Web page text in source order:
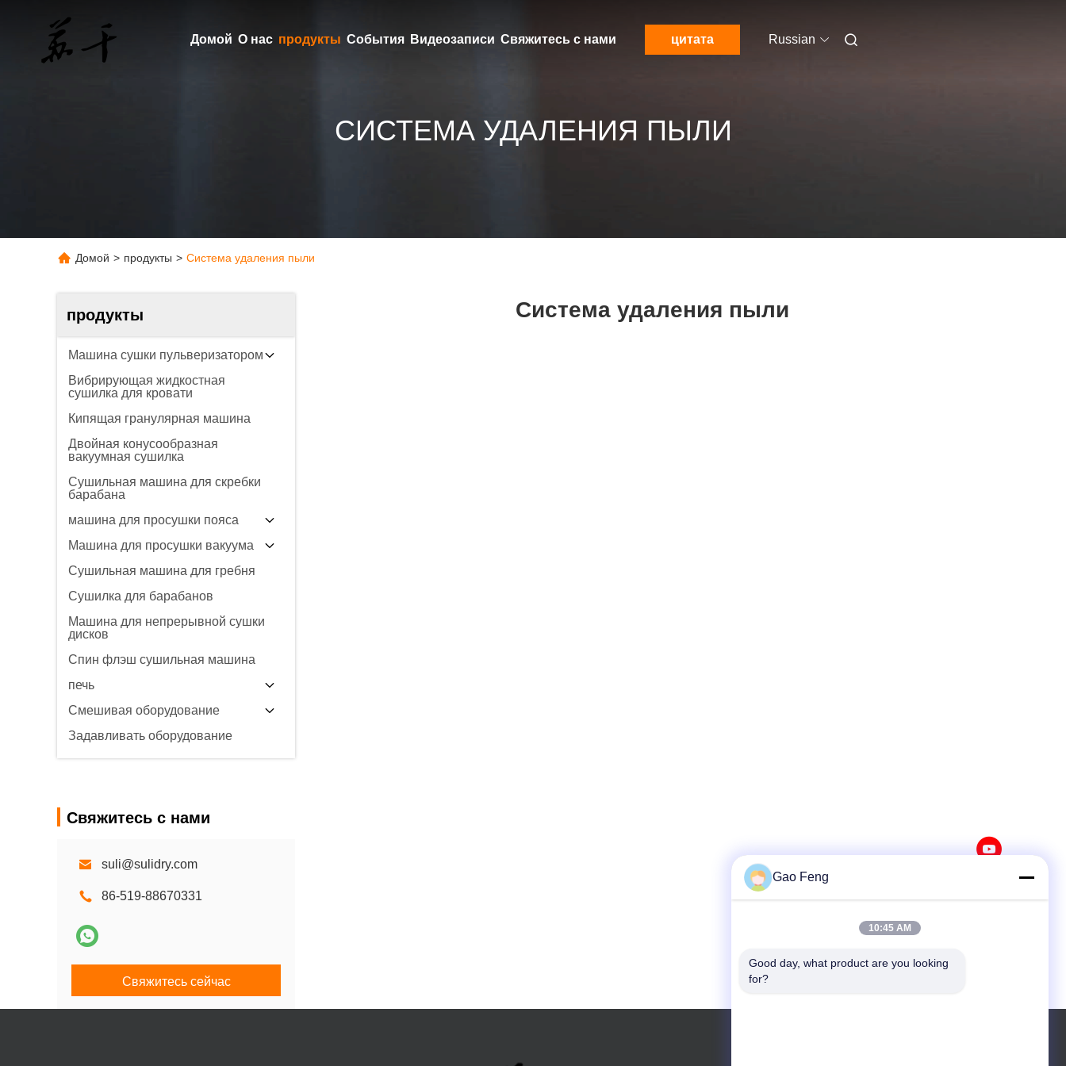
Домой О нас продукты События Видеозаписи Свяжитесь с нами цитата Russian
СИСТЕМА УДАЛЕНИЯ ПЫЛИ
Домой > продукты > Система удаления пыли
продукты
Машина сушки пульверизатором
Вибрирующая жидкостная
сушилка для кровати
Кипящая гранулярная машина
Двойная конусообразная
вакуумная сушилка
Сушильная машина для скребки
барабана
машина для просушки пояса
Машина для просушки вакуума
Сушильная машина для гребня
Сушилка для барабанов
Машина для непрерывной сушки
дисков
Спин флэш сушильная машина
печь
Смешивая оборудование
Задавливать оборудование
Свяжитесь с нами
suli@sulidry.com
86-519-88670331
Свяжитесь сейчас
Система удаления пыли
Gao Feng
10:45 AM
Good day, what product are you looking
for?